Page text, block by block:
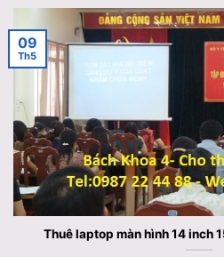
Thuê laptop màn hình 14 inch
09
Th5